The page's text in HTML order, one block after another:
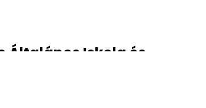
Általános Iskola és